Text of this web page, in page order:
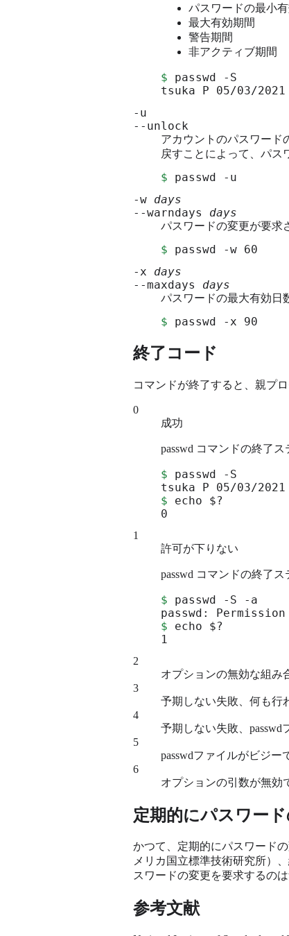
パスワードの最小
最大有効期間
警告期間
非アクティブ期間
$ passwd -S
tsuka P 05/03/
-u
--unlock
アカウントのパスワード
戻すことによって、パス
$ passwd -u
-w days
--warndays days
パスワードの変更が要求
$ passwd -w 60
-x days
--maxdays days
パスワードの最大有効日
$ passwd -x 90
終了コード
コマンドが終了すると、親プ
0
成功
passwd コマンドの終了
$ passwd -S
$ echo $?
0
1
許可が下りない
passwd コマンドの終了
$ passwd -S -a
$ echo $?
1
2
オプションの無効な組み
3
予期しない失敗、何も行
4
予期しない失敗、passwd
5
passwdファイルがビジ
6
オプションの引数が無効
定期的にパスワー
かつて、定期的にパスワード
メリカ国立標準技術研究所）
スワードの変更を要求するの
参考文献